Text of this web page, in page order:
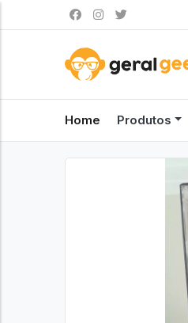
Home Produtos